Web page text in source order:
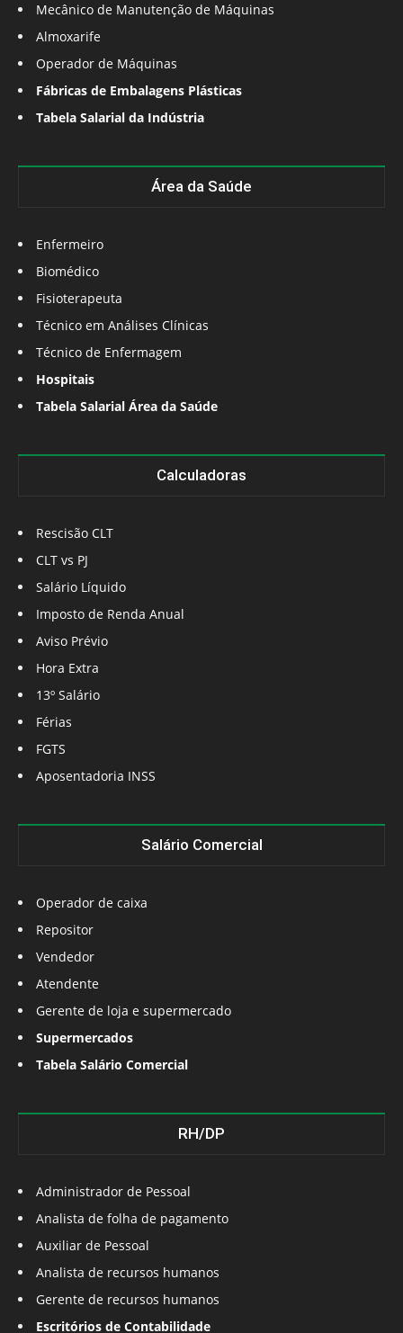
Mecânico de Manutenção de Máquinas
Almoxarife
Operador de Máquinas
Fábricas de Embalagens Plásticas
Tabela Salarial da Indústria
Área da Saúde
Enfermeiro
Biomédico
Fisioterapeuta
Técnico em Análises Clínicas
Técnico de Enfermagem
Hospitais
Tabela Salarial Área da Saúde
Calculadoras
Rescisão CLT
CLT vs PJ
Salário Líquido
Imposto de Renda Anual
Aviso Prévio
Hora Extra
13º Salário
Férias
FGTS
Aposentadoria INSS
Salário Comercial
Operador de caixa
Repositor
Vendedor
Atendente
Gerente de loja e supermercado
Supermercados
Tabela Salário Comercial
RH/DP
Administrador de Pessoal
Analista de folha de pagamento
Auxiliar de Pessoal
Analista de recursos humanos
Gerente de recursos humanos
Escritórios de Contabilidade